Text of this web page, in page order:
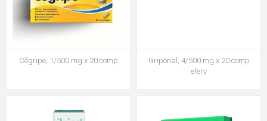
Cêgripe, 1/500 mg x 20 comp
Griponal, 4/500 mg x 20 comp
eferv